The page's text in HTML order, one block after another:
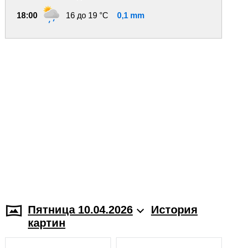
18:00 16 до 19 °C 0,1 mm
Пятница 10.04.2026
История
картин